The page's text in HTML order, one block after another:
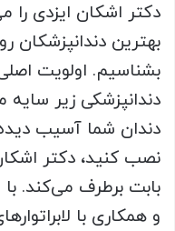
دکتر اشکان ایزدی را
بهترین دندانپزشکان
بشناسیم. اولویت
دندانپزشکی زیر
دندان شما آسیب
نصب کنید، دکتر
بابت برطرف می‌کند.
و همکاری با